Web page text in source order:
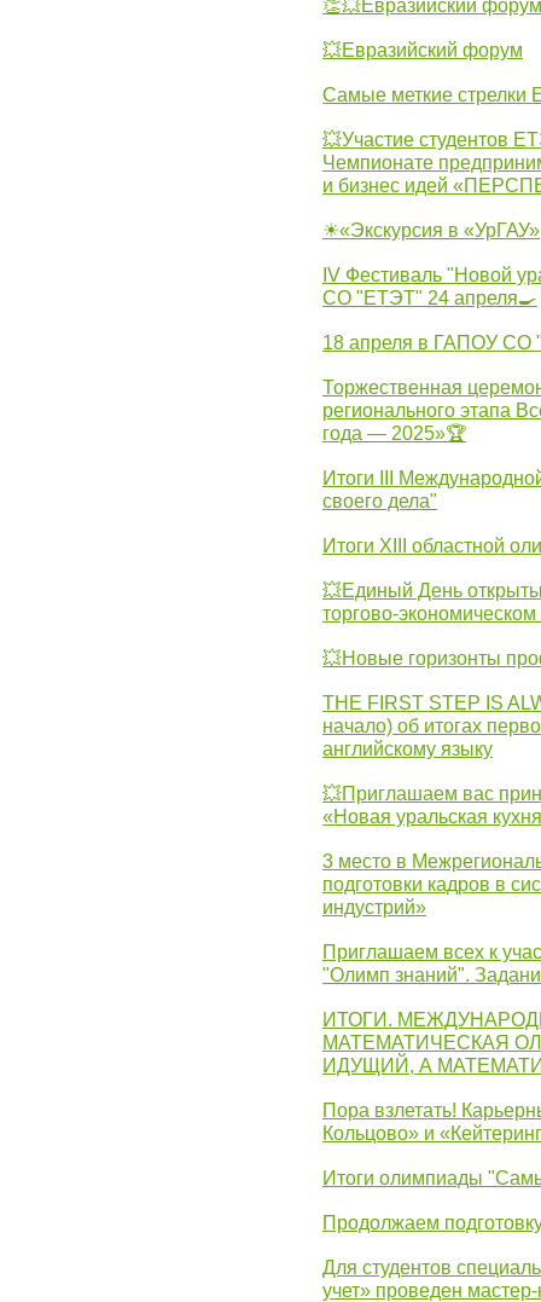
👏💥Евразийский форум
💥Евразийский форум
Самые меткие стрелки
💥Участие студентов
Чемпионате
и бизнес идей
☀«Экскурсия в «УрГАУ»
IV Фестиваль "Новой
СО "ЕТЭТ" 24 апреля🍳
18 апреля в ГАПОУ СО
Торжественная
регионального этапа
года — 2025»🏆
Итоги III
своего дела"
Итоги XIII областной
💥Единый День
торгово-
💥Новые горизонты
THE FIRST STEP IS
начало) об итогах
английскому языку
💥Приглашаем вас
«Новая уральская
3 место в
подготовки кадров в
индустрий»
Приглашаем всех к
"Олимп знаний".
ИТОГИ.
МАТЕМАТИЧЕСКАЯ
ИДУЩИЙ, А
Пора взлетать!
Кольцово» и
Итоги олимпиады
Продолжаем
Для студентов
учет» проведен